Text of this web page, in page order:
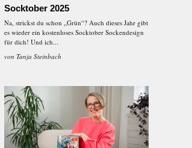
Socktober 2025
Na, strickst du schon „Grün“? Auch dieses Jahr gibt
es wieder ein kostenloses Socktober Sockendesign
für dich! Und ich...
von Tanja Steinbach